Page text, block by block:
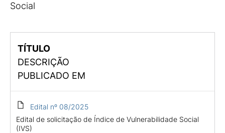
Social
TÍTULO
DESCRIÇÃO
PUBLICADO EM
Edital nº 08/2025
Edital de solicitação de Índice de Vulnerabilidade Social
(IVS)